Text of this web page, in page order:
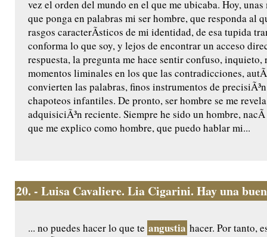
vez el orden del mundo en el que me ubicaba. Hoy,
que ponga en palabras mi ser hombre, que responda al
rasgos caracterÃ­sticos de mi identidad, de esa tupida
conforma lo que soy, y lejos de encontrar un acceso
respuesta, la pregunta me hace sentir confuso, inquieto,
momentos liminales en los que las contradicciones,
convierten las palabras, finos instrumentos de
chapoteos infantiles. De pronto, ser hombre se me
adquisiciÃ³n reciente. Siempre he sido un hombre,
que me explico como hombre, que puedo hablar mi...
20. - Luisa Cavaliere. Lia Cigarini. Hay una
... no puedes hacer lo que te angustia hacer. Por tanto,